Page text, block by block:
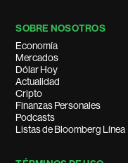
SOBRE NOSOTROS
Economía
Mercados
Dólar Hoy
Actualidad
Cripto
Finanzas Personales
Podcasts
Listas de Bloomberg Línea